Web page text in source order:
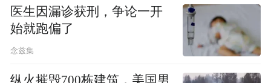
医生因漏诊获刑，争论一开
始就跑偏了
念兹集
纵火摧毁700栋建筑，美国男